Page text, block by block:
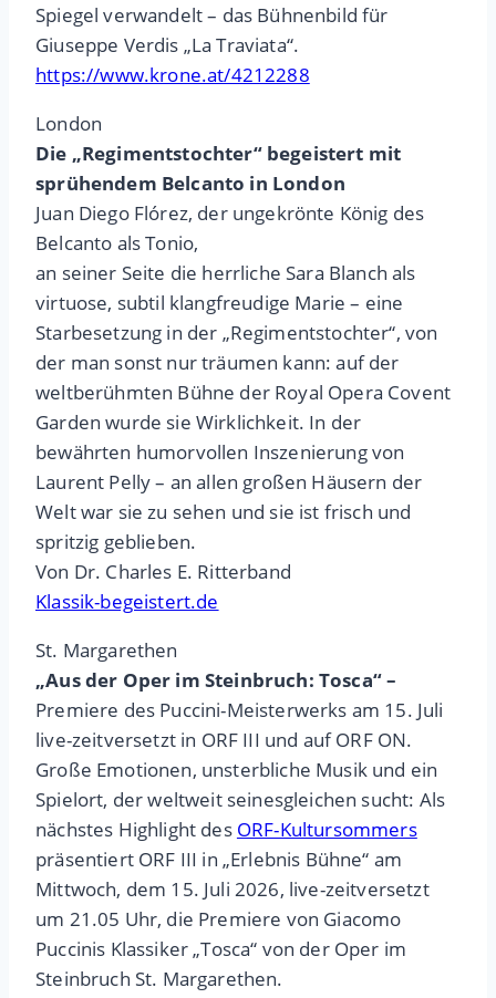
Spiegel verwandelt – das Bühnenbild für
Giuseppe Verdis „La Traviata“.
https://www.krone.at/4212288
London
Die „Regimentstochter“ begeistert mit
sprühendem Belcanto in London
Juan Diego Flórez, der ungekrönte König des
Belcanto als Tonio,
an seiner Seite die herrliche Sara Blanch als
virtuose, subtil klangfreudige Marie – eine
Starbesetzung in der „Regimentstochter“, von
der man sonst nur träumen kann: auf der
weltberühmten Bühne der Royal Opera Covent
Garden wurde sie Wirklichkeit. In der
bewährten humorvollen Inszenierung von
Laurent Pelly – an allen großen Häusern der
Welt war sie zu sehen und sie ist frisch und
spritzig geblieben.
Von Dr. Charles E. Ritterband
Klassik-begeistert.de
St. Margarethen
„Aus der Oper im Steinbruch: Tosca“ –
Premiere des Puccini-Meisterwerks am 15. Juli
live-zeitversetzt in ORF III und auf ORF ON.
Große Emotionen, unsterbliche Musik und ein
Spielort, der weltweit seinesgleichen sucht: Als
nächstes Highlight des ORF-Kultursommers
präsentiert ORF III in „Erlebnis Bühne“ am
Mittwoch, dem 15. Juli 2026, live-zeitversetzt
um 21.05 Uhr, die Premiere von Giacomo
Puccinis Klassiker „Tosca“ von der Oper im
Steinbruch St. Margarethen.